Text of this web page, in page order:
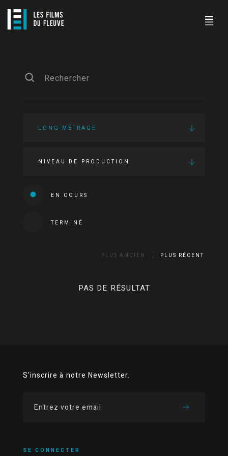
LONG MÉTRAGE
NIVEAU DE PRODUCTION
EN COURS
TERMINÉ
PLUS ANCIEN PLUS RÉCENT
PAS DE RÉSULTAT
S'inscrire à notre Newsletter.
SE CONNECTER